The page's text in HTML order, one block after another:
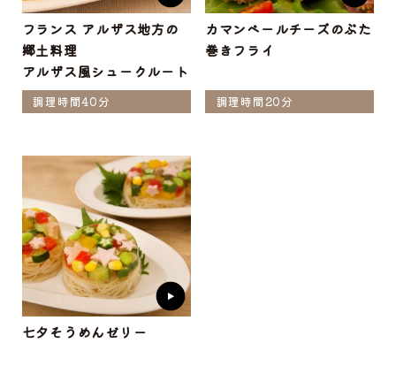
フランス アルザス地方の
郷土料理
アルザス風シュークルート
調理時間40分
カマンベールチーズのぶた
巻きフライ
調理時間20分
七夕そうめんゼリー